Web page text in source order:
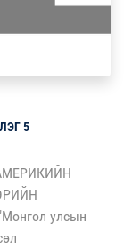
5
улсын